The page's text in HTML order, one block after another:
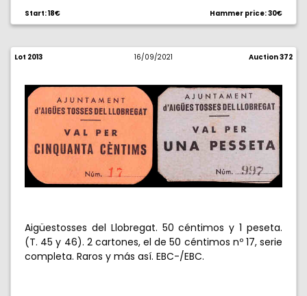
Start: 18€ Hammer price: 30€
Lot 2013 16/09/2021 Auction 372
Aigüestosses del Llobregat. 50 céntimos y 1 peseta.
(T. 45 y 46). 2 cartones, el de 50 céntimos nº 17, serie
completa. Raros y más así. EBC-/EBC.